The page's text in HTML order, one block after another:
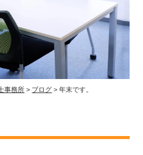
事務所 > ブログ >年末です。